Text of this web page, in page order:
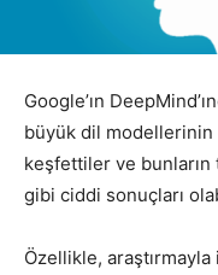
Google’ın
büyük dil modellerinin
keşfettiler ve bunların
gibi ciddi sonuçları
Özellikle,